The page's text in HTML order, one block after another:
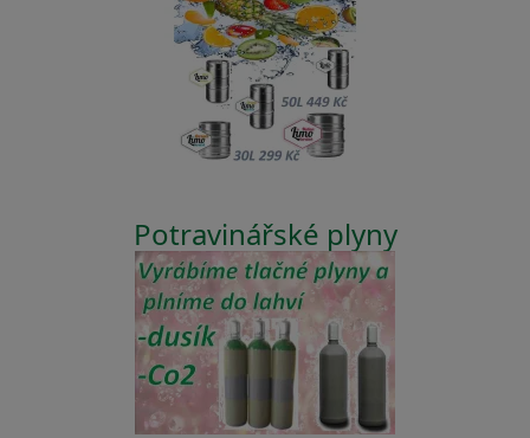
Potravinářské plyny